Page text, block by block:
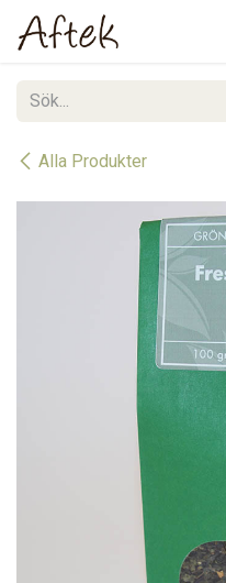
Hoppa till innehåll
Alla Produkter